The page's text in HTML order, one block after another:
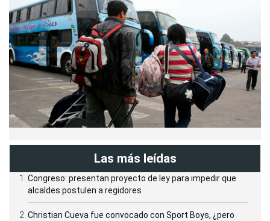
Las más leídas
Congreso: presentan proyecto de ley para impedir que
alcaldes postulen a regidores
Christian Cueva fue convocado con Sport Boys, ¿pero